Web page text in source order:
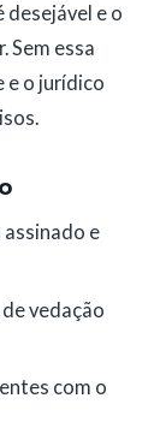
desejável e o
Sem essa
e o jurídico
e
vedação
com o